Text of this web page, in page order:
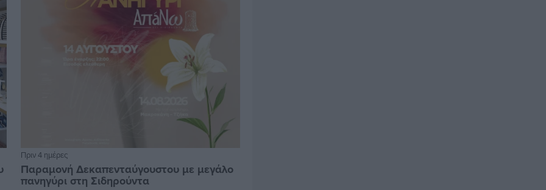
Πριν 4 ημέρες
Παραμονή Δεκαπενταύγουστου με μεγάλο
πανηγύρι στη Σιδηρούντα